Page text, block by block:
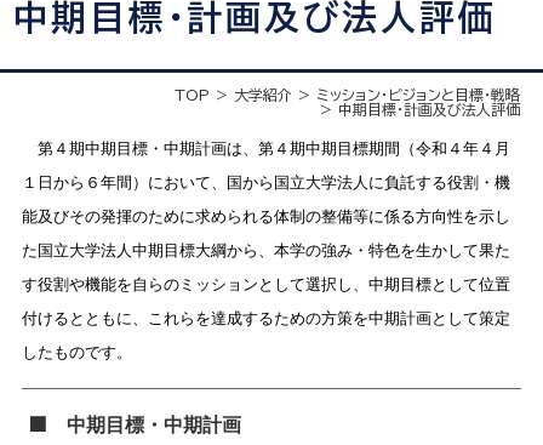
中期目標・計画及び法人評価
TOP 大学紹介
ミッション・ビジョンと目標・戦略
中期目標・計画及び法人評価
第４期中期目標・中期計画は、第４期中期目標期間（令和４年４月
１日から６年間）において、国から国立大学法人に負託する役割・機
能及びその発揮のために求められる体制の整備等に係る方向性を示し
た国立大学法人中期目標大綱から、本学の強み・特色を生かして果た
す役割や機能を自らのミッションとして選択し、中期目標として位置
付けるとともに、これらを達成するための方策を中期計画として策定
したものです。
中期目標・中期計画